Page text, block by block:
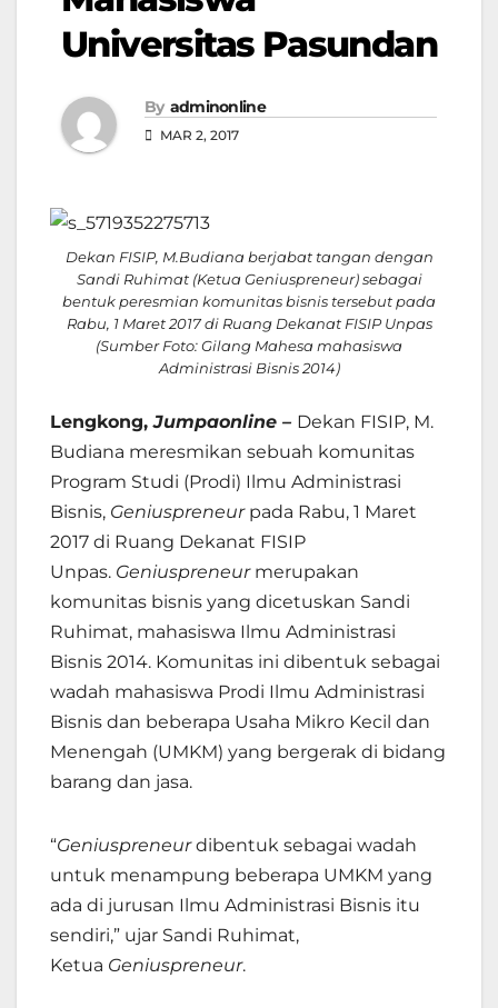
Universitas Pasundan
By adminonline
MAR 2, 2017
Dekan FISIP, M.Budiana berjabat tangan dengan
Sandi Ruhimat (Ketua Geniuspreneur) sebagai
bentuk peresmian komunitas bisnis tersebut pada
Rabu, 1 Maret 2017 di Ruang Dekanat FISIP Unpas
(Sumber Foto: Gilang Mahesa mahasiswa
Administrasi Bisnis 2014)
Lengkong,Jumpaonline – Dekan FISIP, M.
Budiana meresmikan sebuah komunitas
Program Studi (Prodi) Ilmu Administrasi
Bisnis, Geniuspreneurpada Rabu, 1 Maret
2017 di Ruang Dekanat FISIP
Unpas. Geniuspreneurmerupakan
komunitas bisnis yang dicetuskan Sandi
Ruhimat, mahasiswa Ilmu Administrasi
Bisnis 2014. Komunitas ini dibentuk sebagai
wadah mahasiswa Prodi Ilmu Administrasi
Bisnis dan beberapa Usaha Mikro Kecil dan
Menengah (UMKM) yang bergerak di bidang
barang dan jasa.
“Geniuspreneurdibentuk sebagai wadah
untuk menampung beberapa UMKM yang
ada di jurusan Ilmu Administrasi Bisnis itu
sendiri,” ujar Sandi Ruhimat,
Ketua Geniuspreneur.